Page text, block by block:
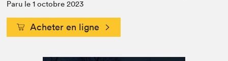
Préparer sa visite
Salon au Palais
Salon dans la ville et en ligne
Paru le 1 octobre 2023
Acheter en ligne